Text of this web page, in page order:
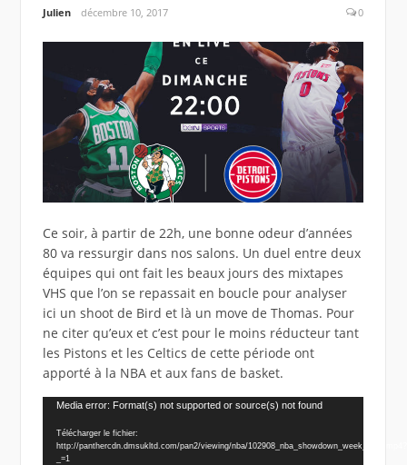
Julien décembre 10, 2017 0
Ce soir, à partir de 22h, une bonne odeur d’années
80 va ressurgir dans nos salons. Un duel entre deux
équipes qui ont fait les beaux jours des mixtapes
VHS que l’on se repassait en boucle pour analyser
ici un shoot de Bird et là un move de Thomas. Pour
ne citer qu’eux et c’est pour le moins réducteur tant
les Pistons et les Celtics de cette période ont
apporté à la NBA et aux fans de basket.
Lecteur
vidéo
Media error: Format(s) not supported or source(s) not found
Télécharger le fichier:
http://panthercdn.dmsukltd.com/pan2/viewing/nba/102908_nba_showdown_week_8_pr.mp4?
_=1